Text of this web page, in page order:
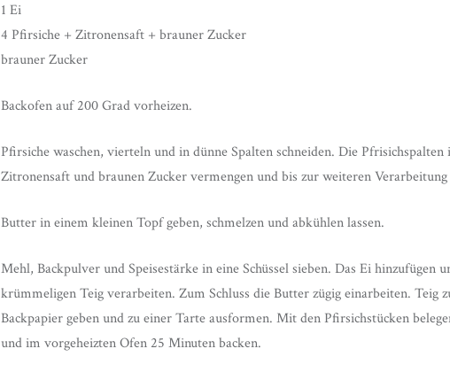
1 Ei
4 Pfirsiche + Zitronensaft + brauner Zucker
brauner Zucker
Backofen auf 200 Grad vorheizen.
Pfirsiche waschen, vierteln und in dünne Spalten schneiden. Die Pfrisichspalten
Zitronensaft und braunen Zucker vermengen und bis zur weiteren
Butter in einem kleinen Topf geben, schmelzen und abkühlen lassen.
Mehl, Backpulver und Speisestärke in eine Schüssel sieben. Das Ei hinzufügen
krümmeligen Teig verarbeiten. Zum Schluss die Butter zügig einarbeiten. Teig
Backpapier geben und zu einer Tarte ausformen. Mit den Pfirsichstücken
und im vorgeheizten Ofen 25 Minuten backen.